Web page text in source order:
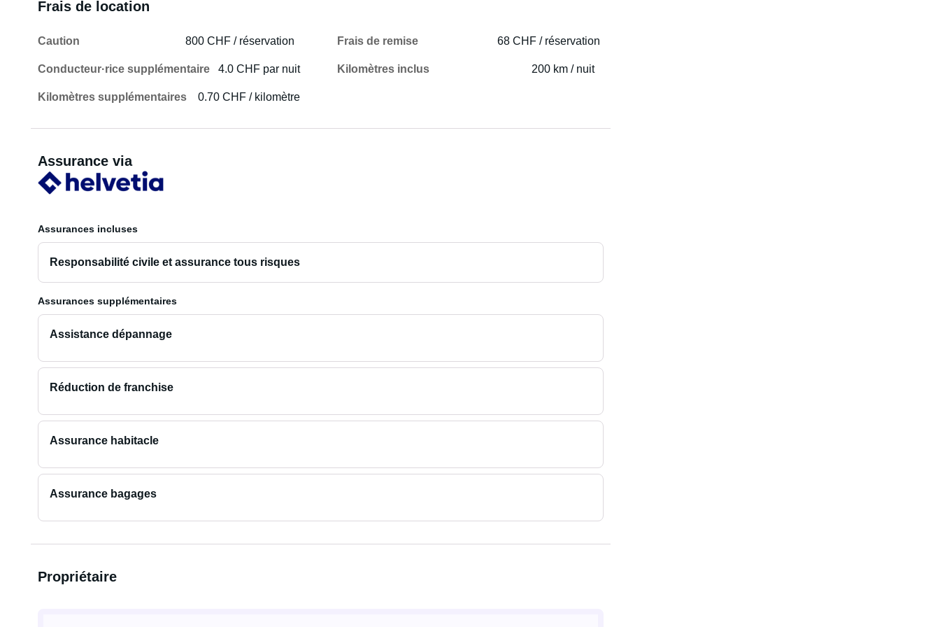
Frais de location
Caution 800 CHF / réservation Frais de remise 68 CHF / réservation
Conducteur·rice supplémentaire 4.0 CHF par nuit Kilomètres inclus 200 km / nuit
Kilomètres supplémentaires 0.70 CHF / kilomètre
Assurance via
Assurances incluses
Responsabilité civile et assurance tous risques
Assurances supplémentaires
Assistance dépannage
Réduction de franchise
Assurance habitacle
Assurance bagages
Propriétaire